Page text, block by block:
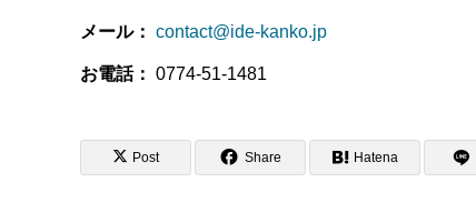
メール： contact@ide-kanko.jp
お電話： 0774-51-1481
Post Share Hatena